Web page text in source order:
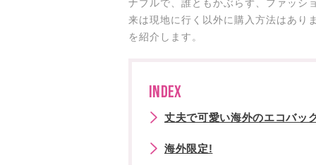
ナブルで、誰ともかぶらず、ファッシ
来は現地に行く以外に購入方法はあ
を紹介します。
INDEX
丈夫で可愛い海外のエコバッ
海外限定!